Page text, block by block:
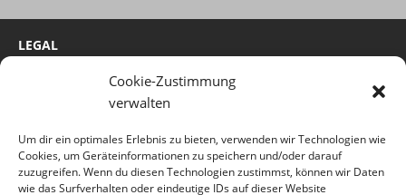
Cookie-Zustimmung
verwalten
Um dir ein optimales Erlebnis zu bieten, verwenden wir Technologien wie
Cookies, um Geräteinformationen zu speichern und/oder darauf
zuzugreifen. Wenn du diesen Technologien zustimmst, können wir Daten
wie das Surfverhalten oder eindeutige IDs auf dieser Website
LEGAL
Haftungsausschluss
Datenschutzerklärung